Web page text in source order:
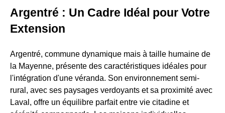
Argentré : Un Cadre Idéal pour Votre
Extension
Argentré, commune dynamique mais à taille humaine de
la Mayenne, présente des caractéristiques idéales pour
l'intégration d'une véranda. Son environnement semi-
rural, avec ses paysages verdoyants et sa proximité avec
Laval, offre un équilibre parfait entre vie citadine et